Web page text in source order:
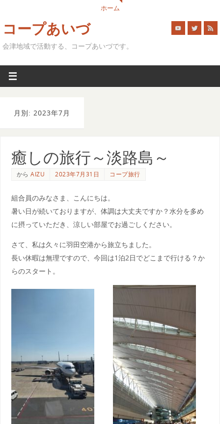
ホーム
コープあいづ
会津地域で活動する、コープあいづです。
月別: 2023年7月
癒しの旅行～淡路島～
からAIZU 2023年7月31日 コープ旅行
組合員のみなさま、こんにちは。
暑い日が続いておりますが、体調は大丈夫ですか？水分を多め
に摂っていただき、涼しい部屋でお過ごしください。
さて、私は久々に羽田空港から旅立ちました。
長い休暇は無理ですので、今回は1泊2日でどこまで行ける？か
らのスタート。